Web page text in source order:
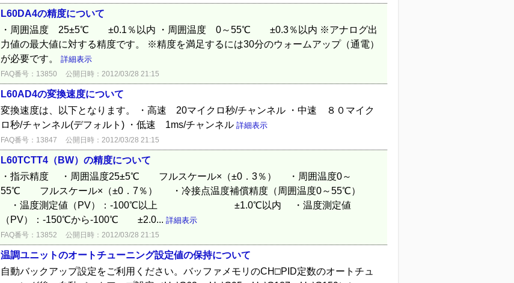
L60DA4の精度について
・周囲温度 25±5℃ ±0.1％以内 ・周囲温度 0～55℃ ±0.3％以内 ※アナログ出
力値の最大値に対する精度です。 ※精度を満足するには30分のウォームアップ（通電）
が必要です。 詳細表示
FAQ番号：13850 公開日時：2012/03/28 21:15
L60AD4の変換速度について
変換速度は、以下となります。 ・高速 20マイクロ秒/チャンネル ・中速 ８０マイク
ロ秒/チャンネル(デフォルト) ・低速 1ms/チャンネル 詳細表示
FAQ番号：13847 公開日時：2012/03/28 21:15
L60TCTT4（BW）の精度について
・指示精度 ・周囲温度25±5℃ フルスケール×（±0．3％） ・周囲温度0～
55℃ フルスケール×（±0．7％） ・冷接点温度補償精度（周囲温度0～55℃）
・温度測定値（PV）：-100℃以上 ±1.0℃以内 ・温度測定値
（PV）：-150℃から-100℃ ±2.0... 詳細表示
FAQ番号：13852 公開日時：2012/03/28 21:15
温調ユニットのオートチューニング設定値の保持について
自動バックアップ設定をご利用ください。バッファメモリのCH□PID定数のオートチュ